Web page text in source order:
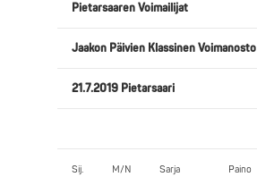
Pietarsaaren Voimailijat
Jaakon Päivien Klassinen Voimanosto
21.7.2019 Pietarsaari
Sij. M/N Sarja Paino